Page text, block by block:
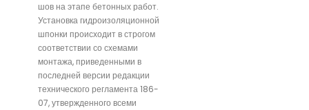
шов на этапе бетонных работ.
Установка гидроизоляционной
шпонки происходит в строгом
соответствии со схемами
монтажа, приведенными в
последней версии редакции
технического регламента 186-
07, утвержденного всеми